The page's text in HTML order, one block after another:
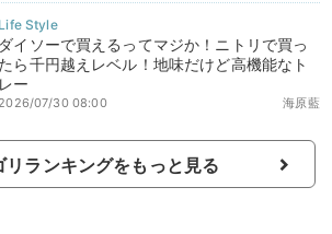
ダイソーで買えるってマジか！ニトリで買っ
たら千円越えレベル！地味だけど高機能なト
レー
海原藍
2026/07/30 08:00
リランキングをもっと見る